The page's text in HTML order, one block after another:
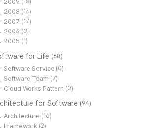
2009 (18)
2008 (14)
2007 (17)
2006 (3)
2005 (1)
for Life (68)
Software Service (0)
Software Team (7)
Cloud Works Pattern (0)
for Software (94)
Architecture (16)
Framework (2)